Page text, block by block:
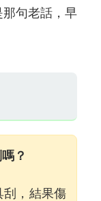
句老話，早
？
刮，結果傷